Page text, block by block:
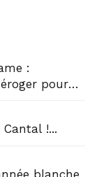
:
pour
!...
blanche